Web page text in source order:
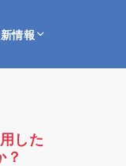
情報
した
？